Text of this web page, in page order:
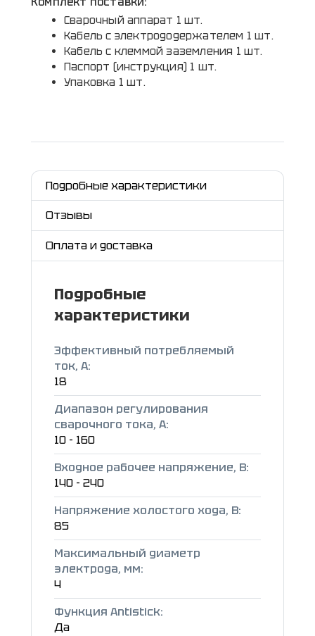
Сварочный аппарат 1 шт.
Кабель с электрододержателем 1 шт.
Кабель с клеммой заземления 1 шт.
Паспорт (инструкция) 1 шт.
Упаковка 1 шт.
Подробные характеристики
Отзывы
Оплата и доставка
Подробные
характеристики
Эффективный потребляемый
ток, А:
18
Диапазон регулирования
сварочного тока, А:
10 - 160
Входное рабочее напряжение, В:
140 - 240
Напряжение холостого хода, В:
85
Максимальный диаметр
электрода, мм:
4
Функция Antistick:
Да